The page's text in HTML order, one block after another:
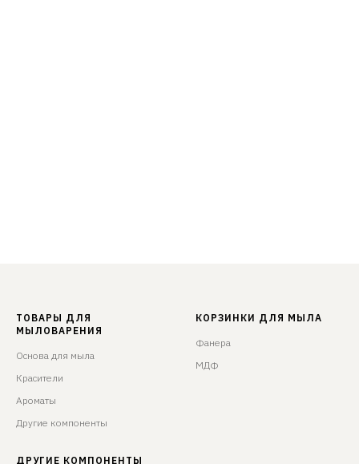
ТОВАРЫ ДЛЯ
МЫЛОВАРЕНИЯ
Основа для мыла
Красители
Ароматы
Другие компоненты
КОРЗИНКИ ДЛЯ МЫЛА
Фанера
МДФ
ДРУГИЕ КОМПОНЕНТЫ